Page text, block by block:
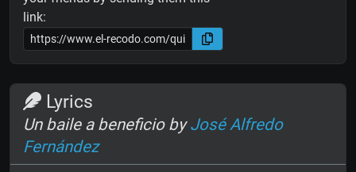
link:
Lyrics
Un baile a beneficio byJosé Alfredo
Fernández